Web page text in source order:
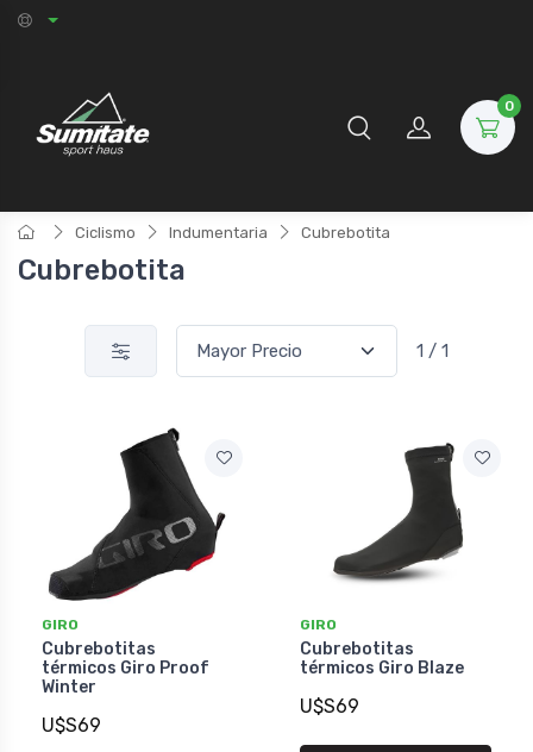
0
Ciclismo Indumentaria Cubrebotita
Cubrebotita
1 / 1
GIRO
Cubrebotitas
térmicos Giro Proof
Winter
U$S69
GIRO
Cubrebotitas
térmicos Giro Blaze
U$S69